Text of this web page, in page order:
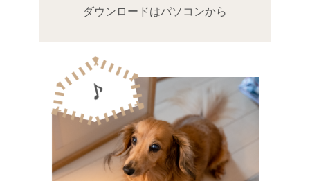
ダウンロードはパソコンから